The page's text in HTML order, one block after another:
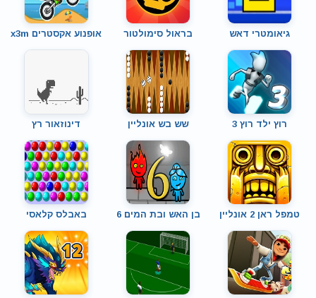
גיאומטרי דאש בראול סימולטור אופנוע אקסטרים x3m
רוץ ילד רוץ 3 שש בש אונליין דינוזאור רץ
טמפל ראן 2 אונליין בן האש ובת המים 6 באבלס קלאסי